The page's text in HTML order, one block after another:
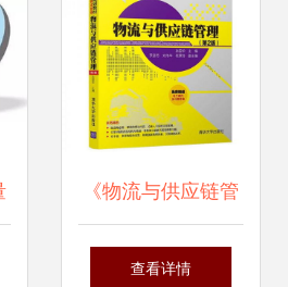
《物流与供应链管
理（第2版）》
查看详情